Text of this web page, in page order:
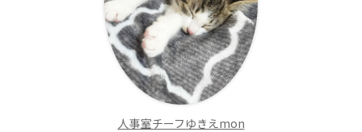
人事室チーフゆきえmon